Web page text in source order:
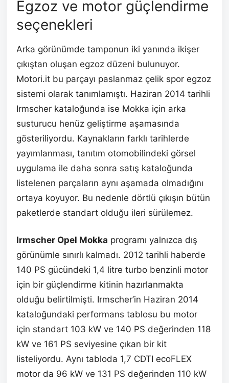
Egzoz ve motor güçlendirme
seçenekleri
Arka görünümde tamponun iki yanında ikişer
çıkıştan oluşan egzoz düzeni bulunuyor.
Motori.it bu parçayı paslanmaz çelik spor egzoz
sistemi olarak tanımlamıştı. Haziran 2014 tarihli
Irmscher kataloğunda ise Mokka için arka
susturucu henüz geliştirme aşamasında
gösteriliyordu. Kaynakların farklı tarihlerde
yayımlanması, tanıtım otomobilindeki görsel
uygulama ile daha sonra satış kataloğunda
listelenen parçaların aynı aşamada olmadığını
ortaya koyuyor. Bu nedenle dörtlü çıkışın bütün
paketlerde standart olduğu ileri sürülemez.
Irmscher Opel Mokka programı yalnızca dış
görünümle sınırlı kalmadı. 2012 tarihli haberde
140 PS gücündeki 1,4 litre turbo benzinli motor
için bir güçlendirme kitinin hazırlanmakta
olduğu belirtilmişti. Irmscher’in Haziran 2014
kataloğundaki performans tablosu bu motor
için standart 103 kW ve 140 PS değerinden 118
kW ve 161 PS seviyesine çıkan bir kit
listeliyordu. Aynı tabloda 1,7 CDTI ecoFLEX
motor da 96 kW ve 131 PS değerinden 110 kW